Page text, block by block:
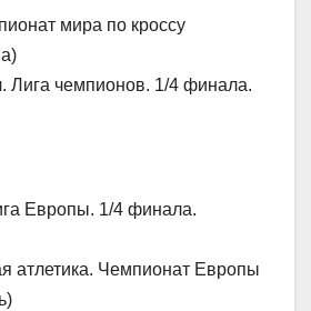
мира по кроссу
Лига чемпионов. 1/4 финала.
Европы. 1/4 финала.
атлетика. Чемпионат Европы